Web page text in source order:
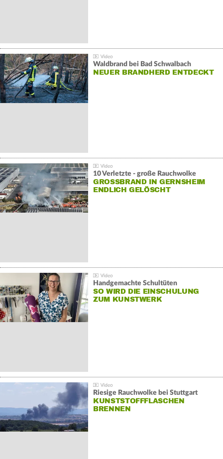
Waldbrand bei Bad Schwalbach
NEUER BRANDHERD ENTDECKT
10 Verletzte - große Rauchwolke
GROSSBRAND IN GERNSHEIM E
NDLICH GELÖSCHT
Handgemachte Schultüten
SO WIRD DIE EINSCHULUNG
ZUM KUNSTWERK
Riesige Rauchwolke bei Stuttgart
KUNSTSTOFFFLASCHEN
BRENNEN